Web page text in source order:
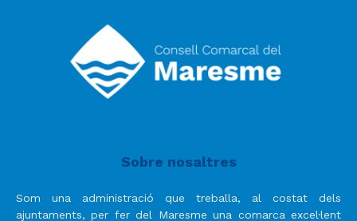
Sobre nosaltres
Som una administració que treballa, al costat dels
ajuntaments, per fer del Maresme una comarca excel·lent